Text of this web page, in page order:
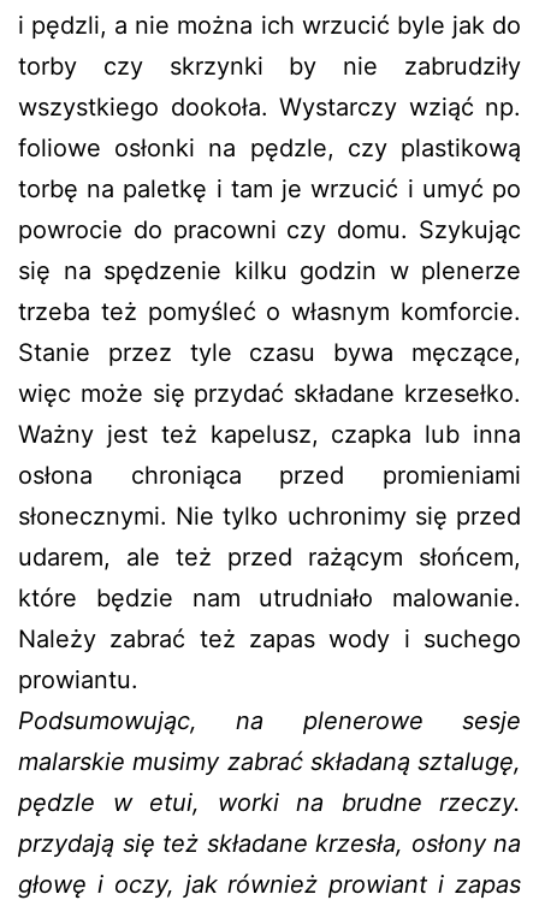
i pędzli, a nie można ich wrzucić byle jak do
torby czy skrzynki by nie zabrudziły
wszystkiego dookoła. Wystarczy wziąć np.
foliowe osłonki na pędzle, czy plastikową
torbę na paletkę i tam je wrzucić i umyć po
powrocie do pracowni czy domu. Szykując
się na spędzenie kilku godzin w plenerze
trzeba też pomyśleć o własnym komforcie.
Stanie przez tyle czasu bywa męczące,
więc może się przydać składane krzesełko.
Ważny jest też kapelusz, czapka lub inna
osłona chroniąca przed promieniami
słonecznymi. Nie tylko uchronimy się przed
udarem, ale też przed rażącym słońcem,
które będzie nam utrudniało malowanie.
Należy zabrać też zapas wody i suchego
prowiantu.
Podsumowując, na plenerowe sesje
malarskie musimy zabrać składaną sztalugę,
pędzle w etui, worki na brudne rzeczy.
przydają się też składane krzesła, osłony na
głowę i oczy, jak również prowiant i zapas